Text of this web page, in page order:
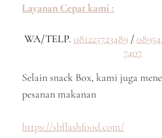
Layanan Cepat kami :
WA/TELP. 081225723489 /
7407
Selain snack Box, kami juga
pesanan makanan
https://sbflashfood.com/